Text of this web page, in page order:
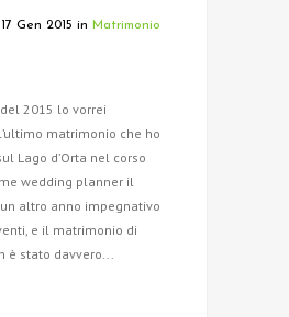
Gen 2015 in Matrimonio
2015 lo vorrei
matrimonio che ho
Lago d’Orta nel corso
wedding planner il
altro anno impegnativo
e il matrimonio di
è stato davvero...